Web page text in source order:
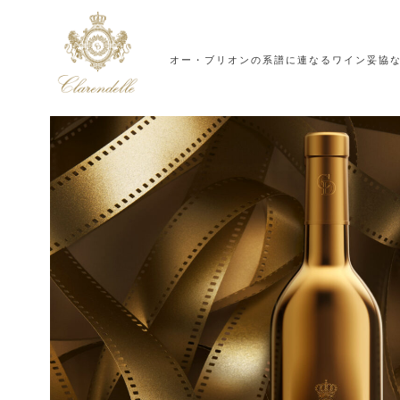
オー・ブリオンの系譜に連なるワイン妥協